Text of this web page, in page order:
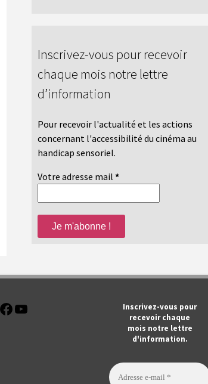
Inscrivez-vous pour recevoir
chaque mois notre lettre
d’information
Pour recevoir l'actualité et les actions
concernant l'accessibilité du cinéma au
handicap sensoriel.
Votre adresse mail *
Instagram
Facebook
Inscrivez-vous pour
recevoir chaque
mois notre lettre
d'information.